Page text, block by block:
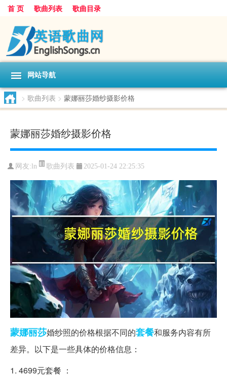
首 页 歌曲列表 歌曲目录
网站导航
> 歌曲列表 > 蒙娜丽莎婚纱摄影价格
蒙娜丽莎婚纱摄影价格
网友: ln 歌曲列表 2025-01-24 22:25:35
蒙娜丽莎婚纱照的价格根据不同的套餐和服务内容有所
差异。以下是一些具体的价格信息：
1. 4699元套餐 ：